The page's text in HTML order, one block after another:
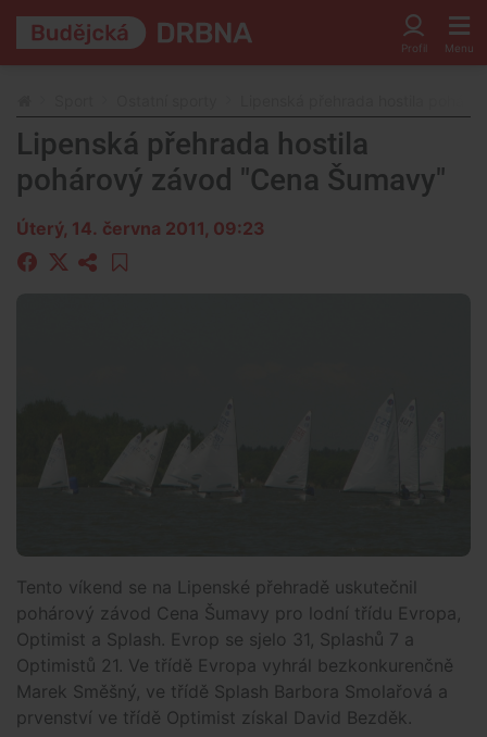
Lipenská přehrada hostila
pohárový závod "Cena Šumavy"
Úterý, 14. června 2011, 09:23
Tento víkend se na Lipenské přehradě uskutečnil
pohárový závod Cena Šumavy pro lodní třídu Evropa,
Optimist a Splash. Evrop se sjelo 31, Splashů 7 a
Optimistů 21. Ve třídě Evropa vyhrál bezkonkurenčně
Marek Směšný, ve třídě Splash Barbora Smolařová a
prvenství ve třídě Optimist získal David Bezděk.